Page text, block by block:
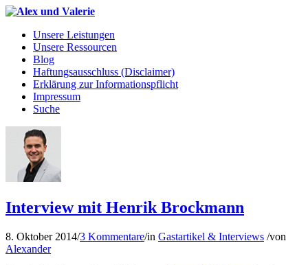
Unsere Leistungen
Unsere Ressourcen
Blog
Haftungsausschluss (Disclaimer)
Erklärung zur Informationspflicht
Impressum
Suche
Interview mit Henrik Brockmann
8. Oktober 2014/3 Kommentare/in Gastartikel & Interviews /von
Alexander